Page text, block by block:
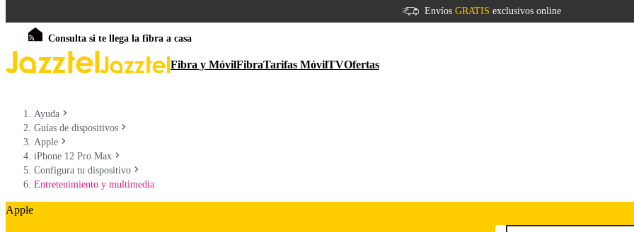
Envíos GRATIS exclusivos online
Consulta si te llega la fibra a casa
Fibra y MóvilFibraTarifas MóvilTVOfertas
Ayuda
Guías de dispositivos
Apple
iPhone 12 Pro Max
Configura tu dispositivo
Entretenimiento y multimedia
Apple